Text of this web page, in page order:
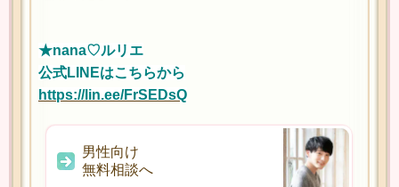
★nana♡ルリエ
公式LINEはこちらから
https://lin.ee/FrSEDsQ
男性向け
無料相談へ